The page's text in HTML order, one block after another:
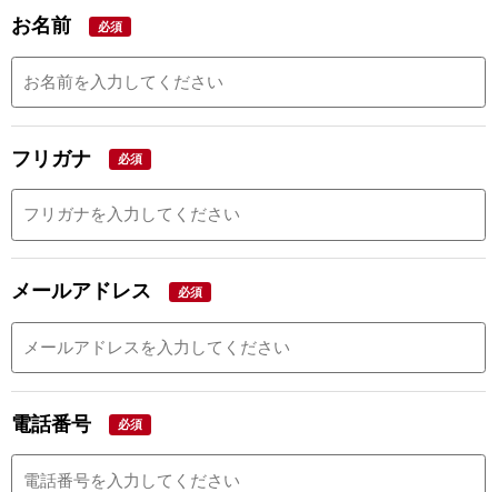
お名前 必須
フリガナ 必須
メールアドレス 必須
電話番号 必須